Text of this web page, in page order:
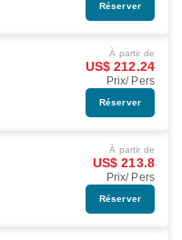
Réserver
À partir de
US$ 212.24
Prix/ Pers
Réserver
À partir de
US$ 213.8
Prix/ Pers
Réserver